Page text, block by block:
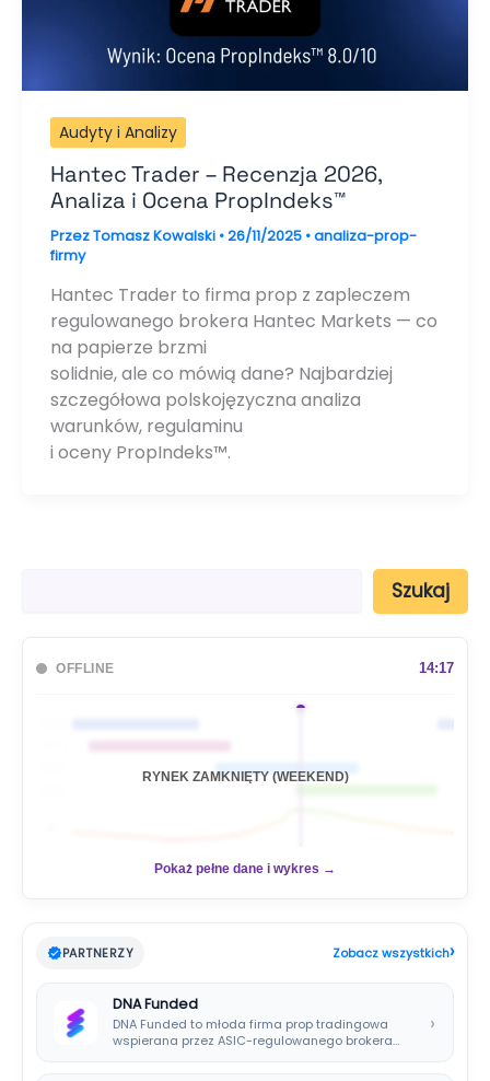
Audyty i Analizy
Hantec Trader – Recenzja 2026,
Analiza i Ocena PropIndeks™
PrzezTomasz Kowalski •26/11/2025 •analiza-prop-
firmy
Hantec Trader to firma prop z zapleczem
regulowanego brokera Hantec Markets — co
na papierze brzmi
solidnie, ale co mówią dane? Najbardziej
szczegółowa polskojęzyczna analiza
warunków, regulaminu
i oceny PropIndeks™.
Szukaj
OFFLINE 14:17
RYNEK ZAMKNIĘTY (WEEKEND)
Pokaż pełne dane i wykres →
PARTNERZY Zobacz wszystkich›
DNA Funded
DNA Funded to młoda firma prop tradingowa
wspierana przez ASIC-regulowanego brokera
›